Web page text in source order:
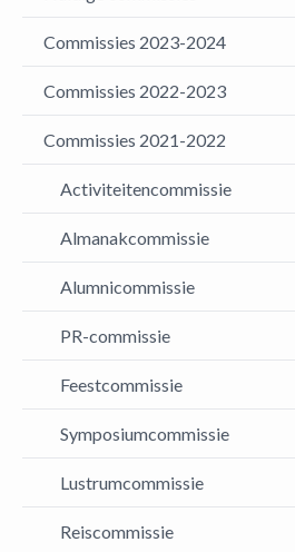
Commissies 2023-2024
Commissies 2022-2023
Commissies 2021-2022
Activiteitencommissie
Almanakcommissie
Alumnicommissie
PR-commissie
Feestcommissie
Symposiumcommissie
Lustrumcommissie
Reiscommissie